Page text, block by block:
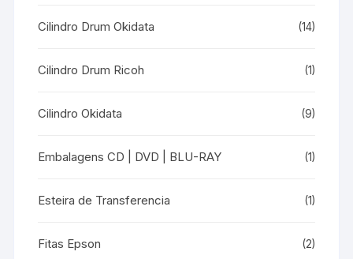
Cilindro Drum Okidata (14)
Cilindro Drum Ricoh (1)
Cilindro Okidata (9)
Embalagens CD | DVD | BLU-RAY (1)
Esteira de Transferencia (1)
Fitas Epson (2)